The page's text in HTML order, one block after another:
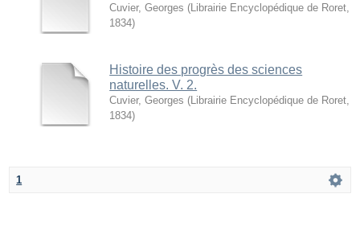
Cuvier, Georges ( Librairie Encyclopédique de Roret
1834)
Histoire des progrès des sciences
naturelles. V. 2.
Cuvier, Georges ( Librairie Encyclopédique de Roret
1834)
1